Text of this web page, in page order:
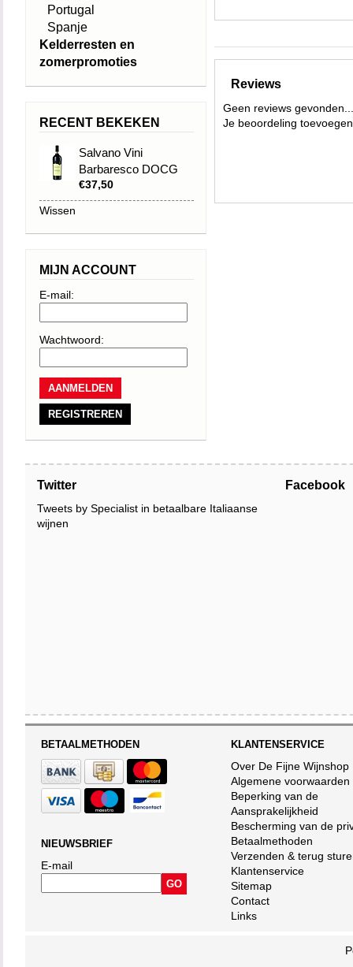
In het glas
met de jaren
uitstekend
Reviews
Geen reviews gevonden...
Je beoordeling toevoegen
Portugal
Spanje
Kelderresten en
zomerpromoties
RECENT BEKEKEN
Salvano Vini
Barbaresco DOCG
2021
€37,50
Wissen
MIJN ACCOUNT
E-mail:
Wachtwoord:
REGISTREREN
Twitter
Tweets by Specialist in betaalbare Italiaanse
wijnen
Facebook
BETAALMETHODEN
NIEUWSBRIEF
E-mail
KLANTENSERVICE
Over De Fijne Wijnshop
Algemene voorwaarden
Beperking van de
Aansprakelijkheid
Bescherming van de
Betaalmethoden
Verzenden & terug
Klantenservice
Sitemap
Contact
Links